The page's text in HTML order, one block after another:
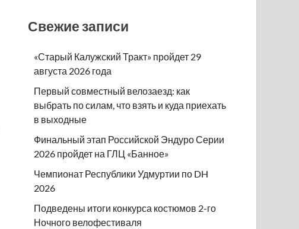
Свежие записи
«Старый Калужский Тракт» пройдет 29
августа 2026 года
Первый совместный велозаезд: как
выбрать по силам, что взять и куда приехать
в выходные
Финальный этап Российской Эндуро Серии
2026 пройдет на ГЛЦ «Банное»
Чемпионат Республики Удмуртии по DH
2026
Подведены итоги конкурса костюмов 2-го
Ночного велофестиваля